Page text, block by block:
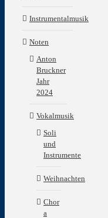
Instrumentalmusik
Noten
Anton
Bruckner
Jahr
2024
Vokalmusik
Soli
und
Instrumente
Weihnachten
Chor
a